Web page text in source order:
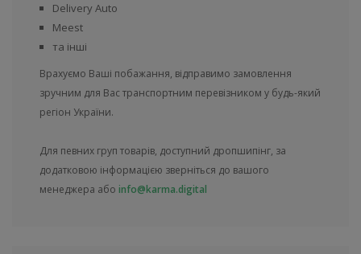
Delivery Auto
Meest
та інші
Врахуємо Ваші побажання, відправимо замовлення
зручним для Вас транспортним перевізником у будь-який
регіон України.
Для певних груп товарів, доступний дропшипінг, за
додатковою інформацією зверніться до вашого
менеджера або info@karma.digital